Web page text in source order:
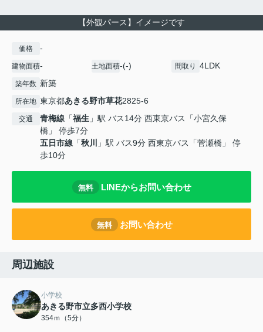
【外観パース】イメージです
価格 -
建物面積- 土地面積-(-) 間取り 4LDK
築年数 新築
所在地 東京都あきる野市草花2825-6
交通 青梅線 「福生 」駅 バス14分 西東京バス「小宮久保
橋」 停歩7分
五日市線 「秋川
」駅 バス9分 西東京バス「菅瀬橋」 停
歩10分
無料 LINEからお問い合わせ
無料 お問い合わせ
周辺施設
小学校
あきる野市立多西小学校
354ｍ（5分）